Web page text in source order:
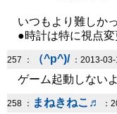
いつもより難しか
●時計は特に視点
257 ： （^p^)/ ：2013-
ゲーム起動しない
258 ： まねきねこ♬ ：